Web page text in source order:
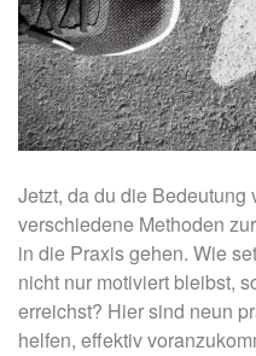
Jetzt, da du die Bedeutung
verschiedene Methoden
in die Praxis gehen. Wie
nicht nur motiviert bleibst,
erreichst? Hier sind neun
helfen, effektiv